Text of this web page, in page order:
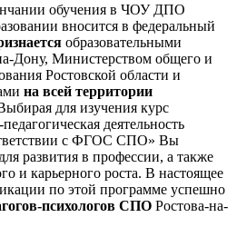
обучения в ЧОУ ДПО
вносится в федеральный
образовательными
Дону, Министерством общего и
Ростовской области и
на всей территории
для изучения курс
деятельность
с ФГОС СПО» Вы
развития в профессии, а также
и карьерного роста. В настоящее
по этой программе успешно
психологов СПО Ростова-на-